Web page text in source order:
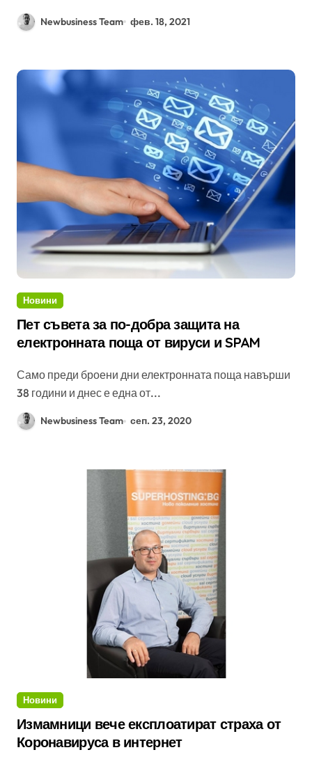
Newbusiness Team фев. 18, 2021
Новини
Пет съвета за по-добра защита на
електронната поща от вируси и SPAM
Само преди броени дни електронната поща навърши
38 години и днес е една от...
Newbusiness Team сеп. 23, 2020
Новини
Измамници вече експлоатират страха от
Коронавируса в интернет